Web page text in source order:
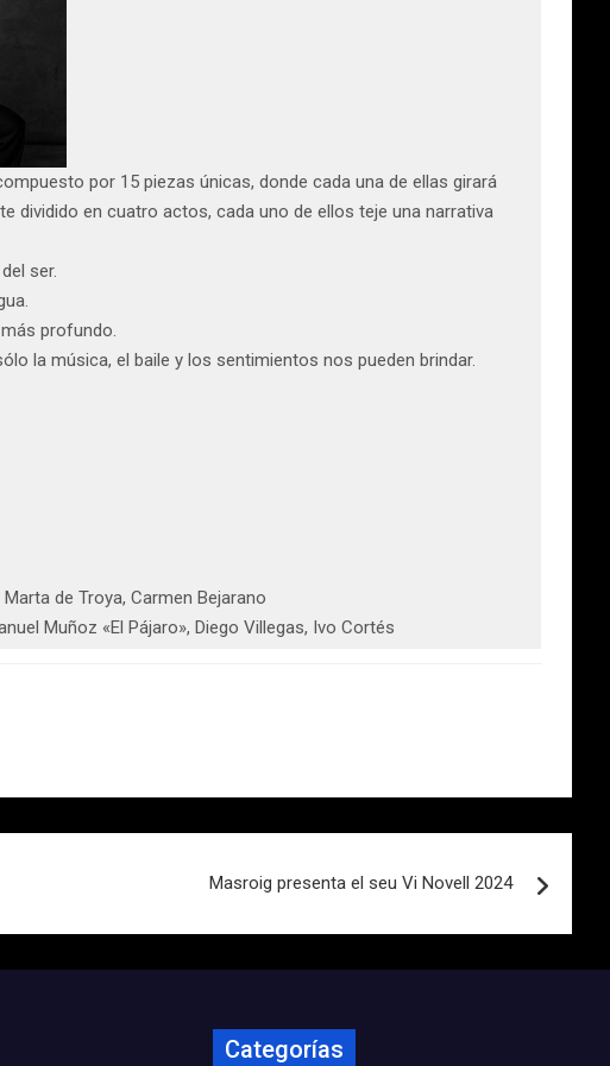
por 15 piezas únicas, donde cada una de ellas girará
dividido en cuatro actos, cada uno de ellos teje una narrativa
ser.
profundo.
la música, el baile y los sentimientos nos pueden brindar.
de Troya, Carmen Bejarano
Muñoz «El Pájaro», Diego Villegas, Ivo Cortés
Masroig presenta el seu Vi Novell 2024
Categorías